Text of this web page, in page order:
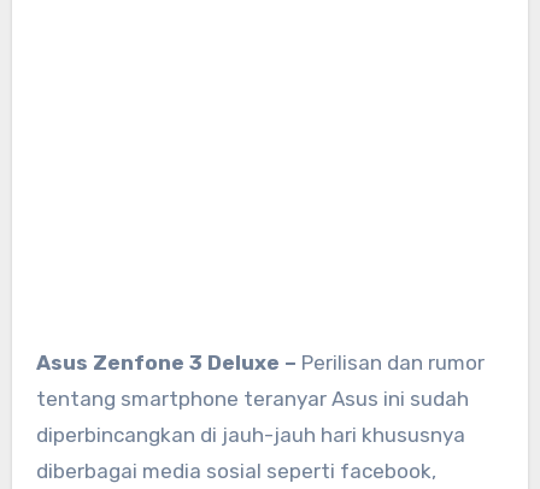
Asus Zenfone 3 Deluxe – Perilisan dan rumor
tentang smartphone teranyar Asus ini sudah
diperbincangkan di jauh-jauh hari khususnya
diberbagai media sosial seperti facebook,